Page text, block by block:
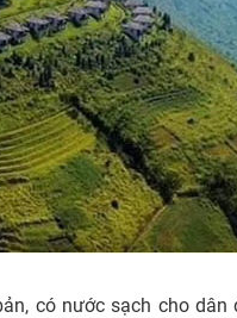
có nước sạch cho dân